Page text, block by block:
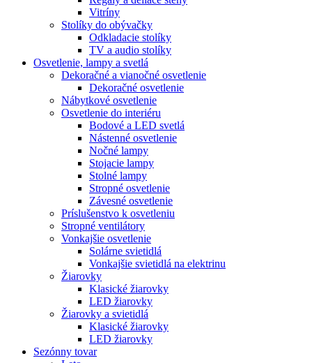
Vitríny
Stolíky do obývačky
Odkladacie stolíky
TV a audio stolíky
Osvetlenie, lampy a svetlá
Dekoračné a vianočné osvetlenie
Dekoračné osvetlenie
Nábytkové osvetlenie
Osvetlenie do interiéru
Bodové a LED svetlá
Nástenné osvetlenie
Nočné lampy
Stojacie lampy
Stolné lampy
Stropné osvetlenie
Závesné osvetlenie
Príslušenstvo k osvetleniu
Stropné ventilátory
Vonkajšie osvetlenie
Solárne svietidlá
Vonkajšie svietidlá na elektrinu
Žiarovky
Klasické žiarovky
LED žiarovky
Žiarovky a svietidlá
Klasické žiarovky
LED žiarovky
Sezónny tovar